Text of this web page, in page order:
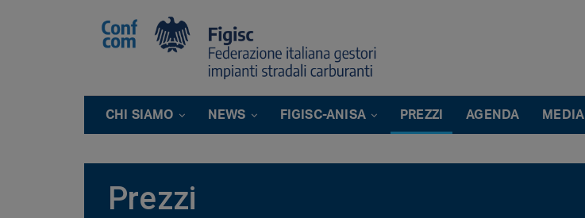
CHI SIAMO NEWS FIGISC-ANISA PREZZI AGENDA MEDIA
Prezzi